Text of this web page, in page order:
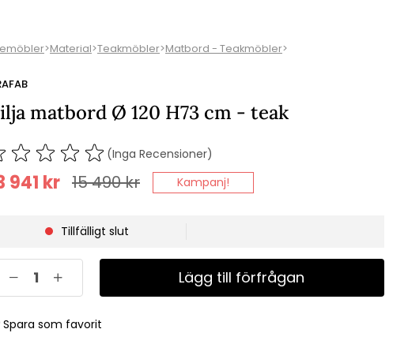
>Material>Teakmöbler>Matbord - Teakmöbler>
matbord Ø 120 H73 cm - teak
(Inga Recensioner)
15 490kr
941 kr Kampanj!
Tillfälligt slut
Lägg till förfrågan
Spara som favorit